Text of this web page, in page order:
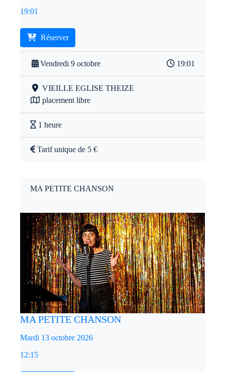
19:01
Réserver
Vendredi 9 octobre 19:01
VIEILLE EGLISE THEIZE
placement libre
1 heure
Tarif unique de 5 €
MA PETITE CHANSON
MA PETITE CHANSON
Mardi 13 octobre 2026
12:15